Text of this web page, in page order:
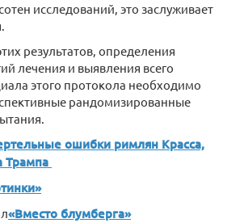
исследований, это заслуживает
результатов, определения
лечения и выявления всего
этого протокола необходимо
рандомизированные
ошибки римлян Красса,
Трампа
«Вместо блумберга»